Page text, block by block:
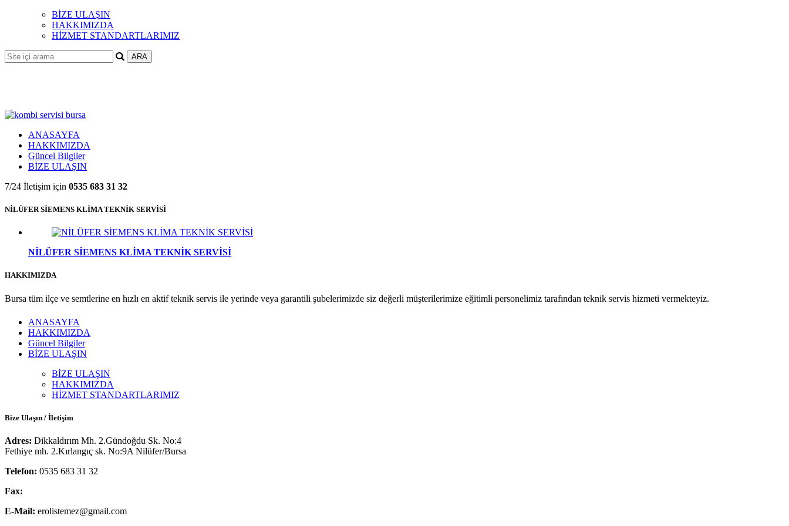
BİZE ULAŞIN
HAKKIMIZDA
HİZMET STANDARTLARIMIZ
ANASAYFA
HAKKIMIZDA
Güncel Bilgiler
BİZE ULAŞIN
7/24 İletişim için 0535 683 31 32
NİLÜFER SİEMENS KLİMA TEKNİK SERVİSİ
NİLÜFER SİEMENS KLİMA TEKNİK SERVİSİ
HAKKIMIZDA
Bursa tüm ilçe ve semtlerine en hızlı en aktif teknik servis ile yerinde veya garantili şubelerimizde siz değerli müşterilerimize eğitimli personelimiz tarafından teknik servis hizmeti vermekteyiz.
ANASAYFA
HAKKIMIZDA
Güncel Bilgiler
BİZE ULAŞIN
BİZE ULAŞIN
HAKKIMIZDA
HİZMET STANDARTLARIMIZ
Bize Ulaşın / İletişim
Adres: Dikkaldırım Mh. 2.Gündoğdu Sk. No:4
Fethiye mh. 2.Kırlangıç sk. No:9A Nilüfer/Bursa
Telefon: 0535 683 31 32
Fax:
E-Mail: erolistemez@gmail.com